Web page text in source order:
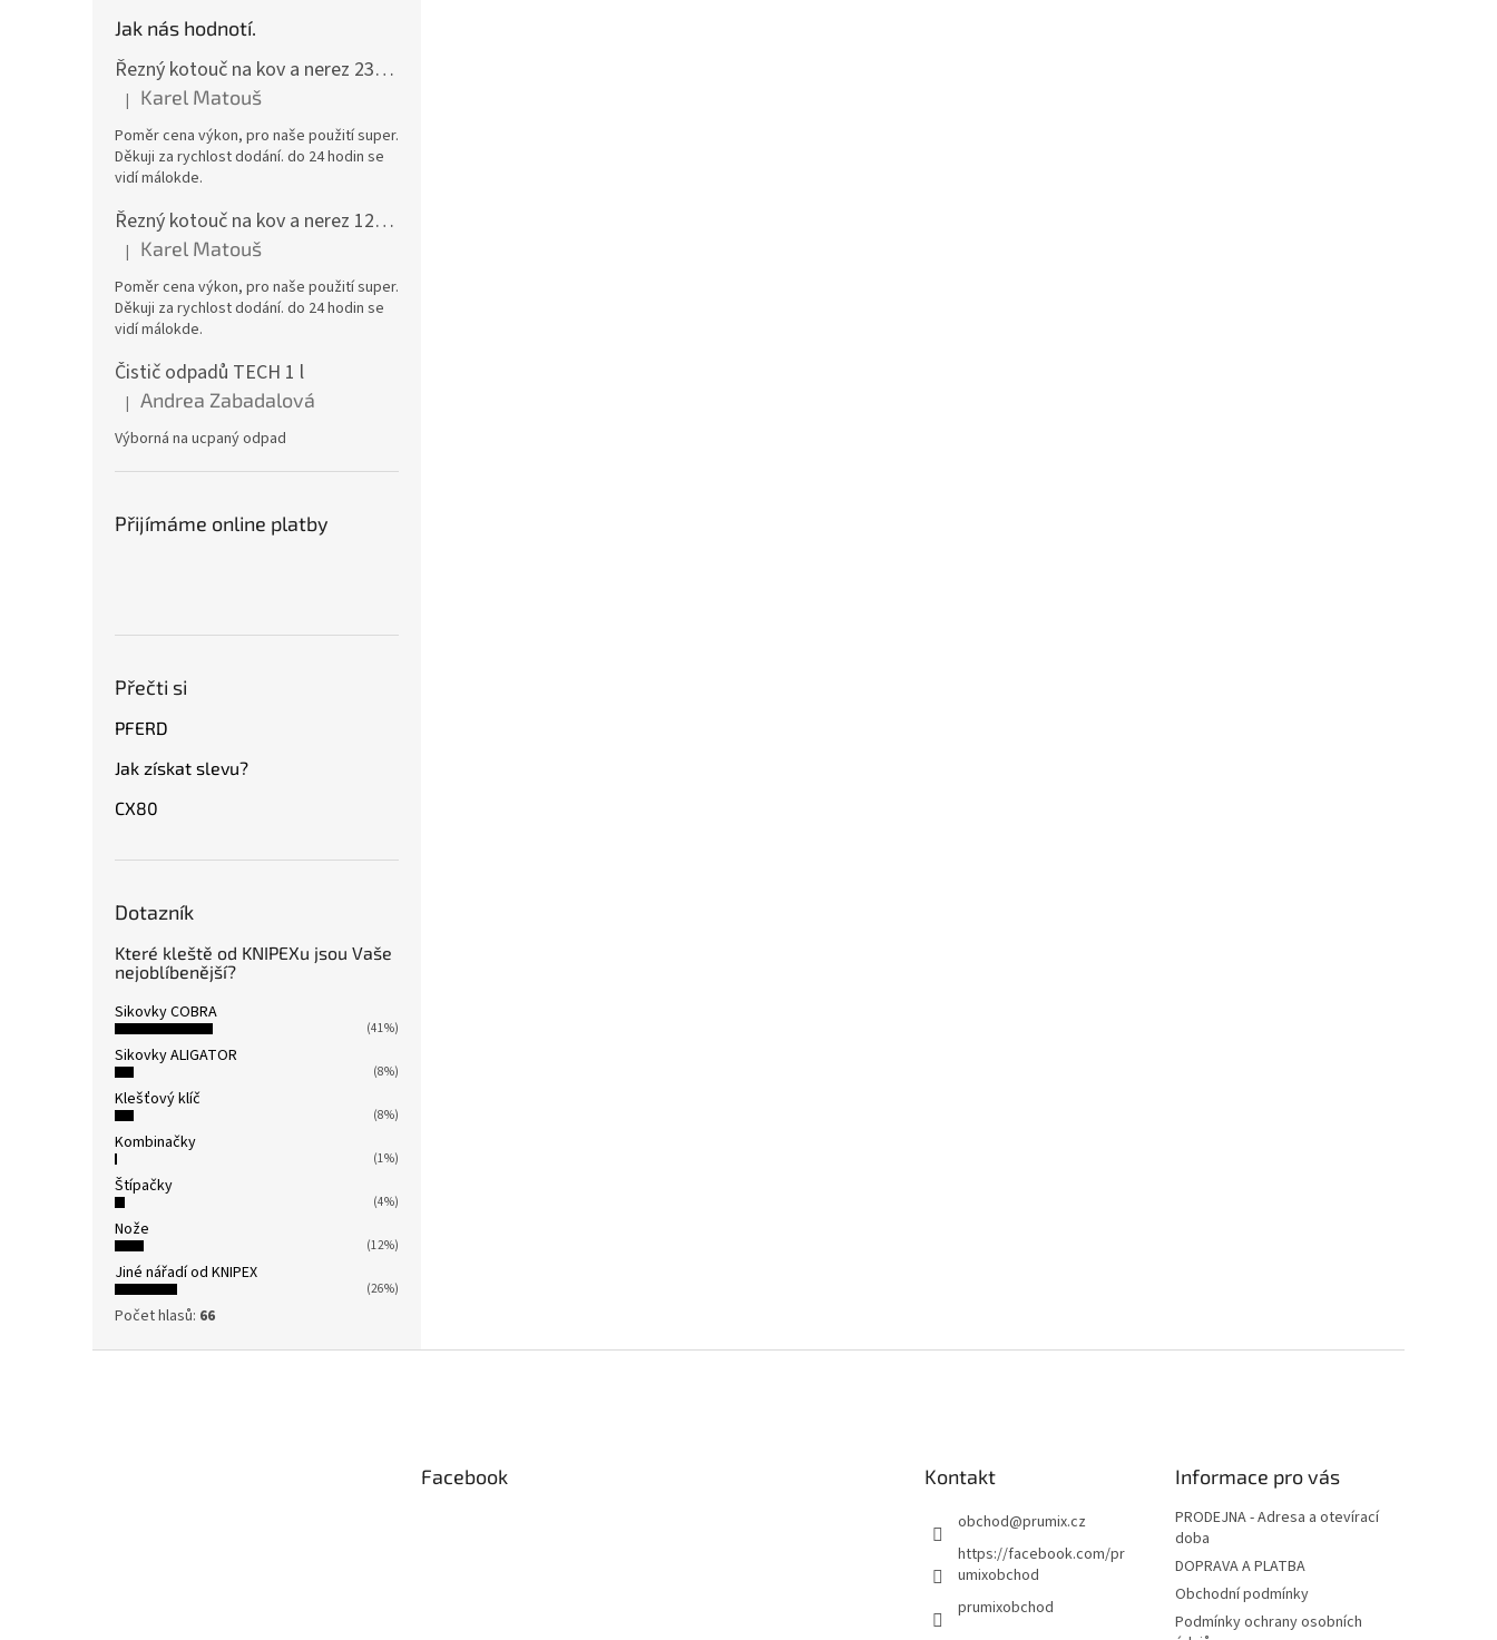
Jak nás hodnotí.
Řezný kotouč na kov a nerez 230x2,0x22 A46T6BF, balení 25ks
Hodnocení produktu je 5 z 5 hvězdiček.
| Karel Matouš
Poměr cena výkon, pro naše použití super.
Děkuji za rychlost dodání. do 24 hodin se
vidí málokde.
Řezný kotouč na kov a nerez 125x1,0x22 A46T6BF, balení 25ks
Hodnocení produktu je 5 z 5 hvězdiček.
| Karel Matouš
Poměr cena výkon, pro naše použití super.
Děkuji za rychlost dodání. do 24 hodin se
vidí málokde.
Čistič odpadů TECH 1 l
Hodnocení produktu je 5 z 5 hvězdiček.
| Andrea Zabadalová
Výborná na ucpaný odpad
Přijímáme online platby
Přečti si
PFERD
Jak získat slevu?
CX80
Dotazník
Které kleště od KNIPEXu jsou Vaše
nejoblíbenější?
Sikovky COBRA
(41%)
Sikovky ALIGATOR
(8%)
Klešťový klíč
(8%)
Kombinačky
(1%)
Štípačky
(4%)
Nože
(12%)
Jiné nářadí od KNIPEX
(26%)
Počet hlasů: 66
Facebook Kontakt
obchod@prumix.cz
https://facebook.com/pr
umixobchod
prumixobchod
Informace pro vás
PRODEJNA - Adresa a otevírací
doba
DOPRAVA A PLATBA
Obchodní podmínky
Podmínky ochrany osobních